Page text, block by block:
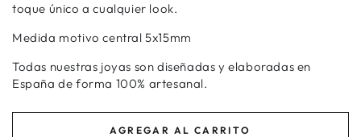
toque único a cualquier look.
Medida motivo central 5x15mm
Todas nuestras joyas son diseñadas y elaboradas en
España de forma 100% artesanal.
AGREGAR AL CARRITO